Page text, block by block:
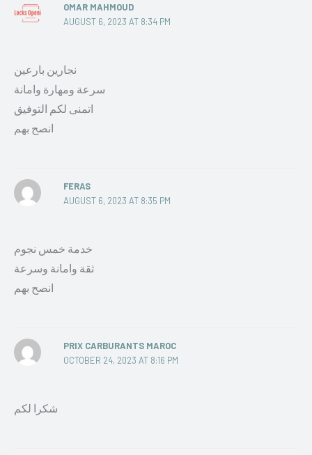
OMAR MAHMOUD
AUGUST 6, 2023 AT 8:34 PM
نجارين بارعين
سرعة ومهارة وامانة
اتمنى لكم التوفيق
انصح بهم
FERAS
AUGUST 6, 2023 AT 8:35 PM
خدمة خمس نجوم
ثقة وامانة وسرعة
انصح بهم
PRIX CARBURANTS MAROC
OCTOBER 24, 2023 AT 8:16 PM
شكرا لكم